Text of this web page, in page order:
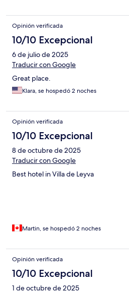
Opinión verificada
10/10 Excepcional
6 de julio de 2025
Traducir con Google
Great place.
Klara, se hospedó 2 noches
Opinión verificada
10/10 Excepcional
8 de octubre de 2025
Traducir con Google
Best hotel in Villa de Leyva
Martin, se hospedó 2 noches
Opinión verificada
10/10 Excepcional
1 de octubre de 2025